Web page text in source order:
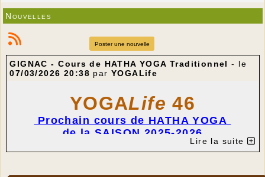
Nouvelles
Poster une nouvelle
GIGNAC - Cours de HATHA YOGA Traditionnel - le
07/03/2026 20:38 par YOGALife
YOGALife 46
Prochain cours de HATHA YOGA
de la SAISON 2025-2026
SAMEDI 14 MARS 2026Lire la suite